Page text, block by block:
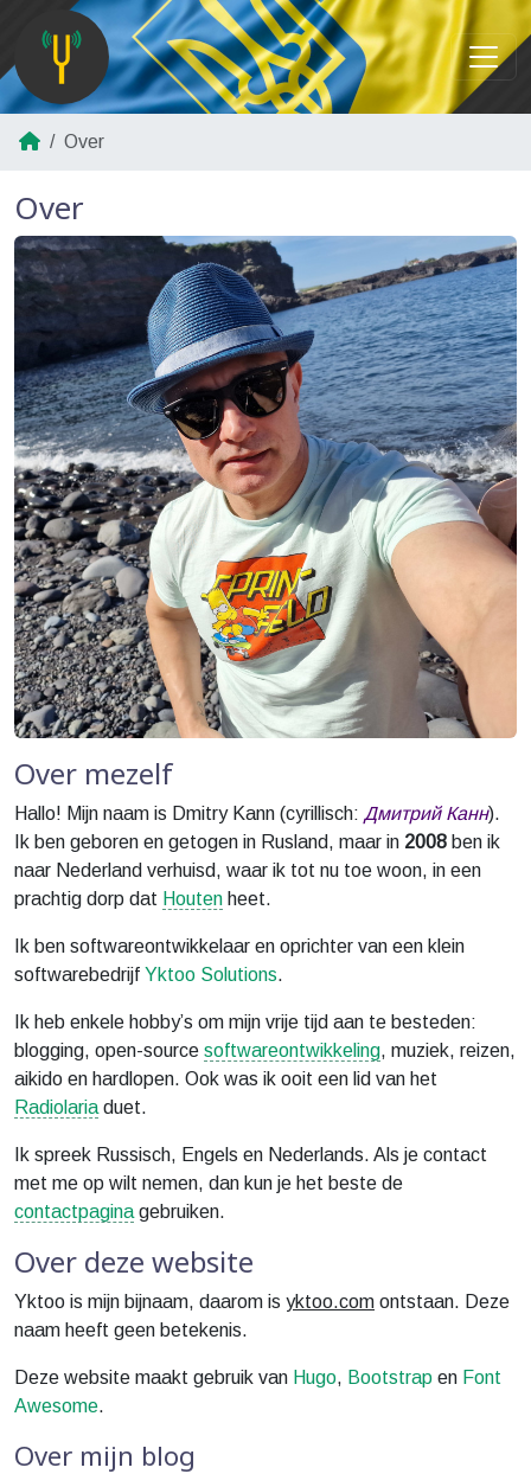
Over
Over
Over mezelf
Hallo! Mijn naam is Dmitry Kann (cyrillisch: Дмитрий Канн).
Ik ben geboren en getogen in Rusland, maar in 2008 ben ik
naar Nederland verhuisd, waar ik tot nu toe woon, in een
prachtig dorp dat Houten heet.
Ik ben softwareontwikkelaar en oprichter van een klein
softwarebedrijf Yktoo Solutions.
Ik heb enkele hobby’s om mijn vrije tijd aan te besteden:
blogging, open-source softwareontwikkeling, muziek, reizen,
aikido en hardlopen. Ook was ik ooit een lid van het
Radiolaria duet.
Ik spreek Russisch, Engels en Nederlands. Als je contact
met me op wilt nemen, dan kun je het beste de
contactpagina gebruiken.
Over deze website
Yktoo is mijn bijnaam, daarom is yktoo.com ontstaan. Deze
naam heeft geen betekenis.
Deze website maakt gebruik van Hugo, Bootstrap en Font
Awesome.
Over mijn blog